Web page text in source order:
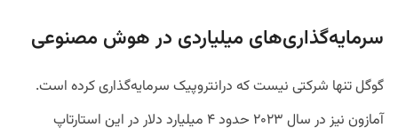
سرمایه‌گذاری‌های میلیاردی در هوش مصنوعی
گوگل تنها شرکتی نیست که درانتروپیک سرمایه‌گذاری کرده است.
آمازون نیز در سال ۲۰۲۳ حدود ۴ میلیارد دلار در این استارتاپ